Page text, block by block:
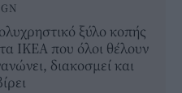
ξύλο κοπής
ΙΚΕΑ που όλοι θέλουν
διακοσμεί και